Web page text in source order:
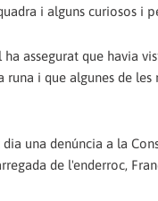
i alguns curiosos
assegurat que havia
i que algunes de
una denúncia a la
de l'enderroc,